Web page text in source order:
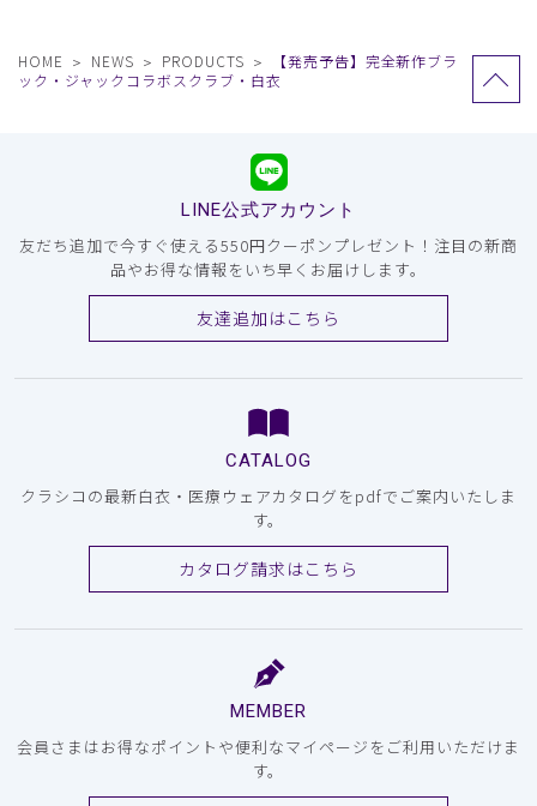
HOME NEWS PRODUCTS
【発売予告】完全新作ブラ
ック・ジャックコラボスクラブ・白衣
LINE公式アカウント
友だち追加で今すぐ使える550円クーポンプレゼント！注目の新商
品やお得な情報をいち早くお届けします。
友達追加はこちら
CATALOG
クラシコの最新白衣・医療ウェアカタログをpdfでご案内いたしま
す。
カタログ請求はこちら
MEMBER
会員さまはお得なポイントや便利なマイページをご利用いただけま
す。